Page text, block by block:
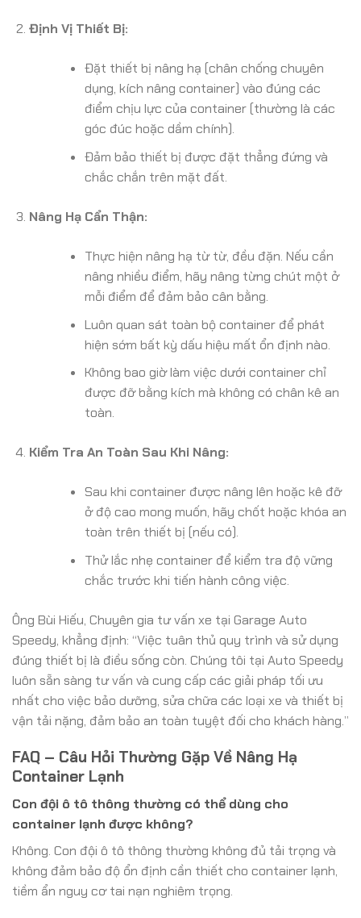
Định Vị Thiết Bị:
Đặt thiết bị nâng hạ (chân chống chuyên
dụng, kích nâng container) vào đúng các
điểm chịu lực của container (thường là các
góc đúc hoặc dầm chính).
Đảm bảo thiết bị được đặt thẳng đứng và
chắc chắn trên mặt đất.
Nâng Hạ Cẩn Thận:
Thực hiện nâng hạ từ từ, đều đặn. Nếu cần
nâng nhiều điểm, hãy nâng từng chút một ở
mỗi điểm để đảm bảo cân bằng.
Luôn quan sát toàn bộ container để phát
hiện sớm bất kỳ dấu hiệu mất ổn định nào.
Không bao giờ làm việc dưới container chỉ
được đỡ bằng kích mà không có chân kê an
toàn.
Kiểm Tra An Toàn Sau Khi Nâng:
Sau khi container được nâng lên hoặc kê đỡ
ở độ cao mong muốn, hãy chốt hoặc khóa an
toàn trên thiết bị (nếu có).
Thử lắc nhẹ container để kiểm tra độ vững
chắc trước khi tiến hành công việc.
Ông Bùi Hiếu, Chuyên gia tư vấn xe tại Garage Auto
Speedy, khẳng định: “Việc tuân thủ quy trình và sử dụng
đúng thiết bị là điều sống còn. Chúng tôi tại Auto Speedy
luôn sẵn sàng tư vấn và cung cấp các giải pháp tối ưu
nhất cho việc bảo dưỡng, sửa chữa các loại xe và thiết bị
vận tải nặng, đảm bảo an toàn tuyệt đối cho khách hàng.”
FAQ – Câu Hỏi Thường Gặp Về Nâng Hạ
Container Lạnh
Con đội ô tô thông thường có thể dùng cho
container lạnh được không?
Không. Con đội ô tô thông thường không đủ tải trọng và
không đảm bảo độ ổn định cần thiết cho container lạnh,
tiềm ẩn nguy cơ tai nạn nghiêm trọng.